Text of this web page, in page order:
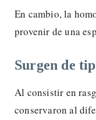
En cambio, la
provenir de una
Surgen de
Al consistir en
conservaron al